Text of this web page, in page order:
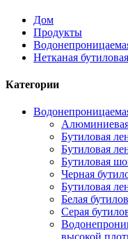
Дом
Продукты
Нетканая
Категории
Алюминиевая
Бутиловая
Бутиловая
Бутиловая
Черная
Бутиловая
Белая
Серая